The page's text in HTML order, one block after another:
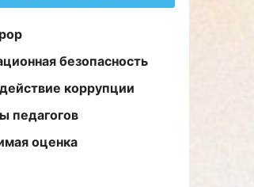
безопасность
коррупции
педагогов
оценка